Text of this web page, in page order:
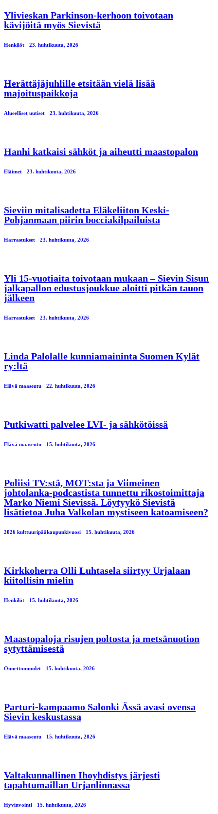
Ylivieskan Parkinson-kerhoon toivotaan
kävijöitä myös Sievistä
Henkilöt 23. huhtikuuta, 2026
Herättäjäjuhlille etsitään vielä lisää
majoituspaikkoja
Alueelliset uutiset 23. huhtikuuta, 2026
Hanhi katkaisi sähköt ja aiheutti maastopalon
Eläimet 23. huhtikuuta, 2026
Sieviin mitalisadetta Eläkeliiton Keski-
Pohjanmaan piirin bocciakilpailuista
Harrastukset 23. huhtikuuta, 2026
Yli 15-vuotiaita toivotaan mukaan – Sievin Sisun
jalkapallon edustusjoukkue aloitti pitkän tauon
jälkeen
Harrastukset 23. huhtikuuta, 2026
Linda Palolalle kunniamaininta Suomen Kylät
ry:ltä
Elävä maaseutu 22. huhtikuuta, 2026
Putkiwatti palvelee LVI- ja sähkötöissä
Elävä maaseutu 15. huhtikuuta, 2026
Poliisi TV:stä, MOT:sta ja Viimeinen
johtolanka-podcastista tunnettu rikostoimittaja
Marko Niemi Sievissä. Löytyykö Sievistä
lisätietoa Juha Valkolan mystiseen katoamiseen?
2026 kulttuuripääkaupunkivuosi 15. huhtikuuta, 2026
Kirkkoherra Olli Luhtasela siirtyy Urjalaan
kiitollisin mielin
Henkilöt 15. huhtikuuta, 2026
Maastopaloja risujen poltosta ja metsänuotion
sytyttämisestä
Onnettomuudet 15. huhtikuuta, 2026
Parturi-kampaamo Salonki Ässä avasi ovensa
Sievin keskustassa
Elävä maaseutu 15. huhtikuuta, 2026
Valtakunnallinen Ihoyhdistys järjesti
tapahtumaillan Urjanlinnassa
Hyvinvointi 15. huhtikuuta, 2026